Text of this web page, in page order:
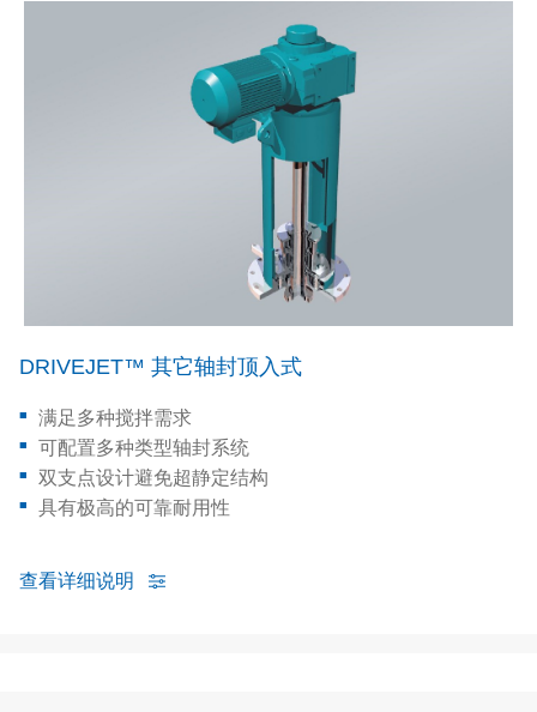
DRIVEJET™ 其它轴封顶入式
满足多种搅拌需求
可配置多种类型轴封系统
双支点设计避免超静定结构
具有极高的可靠耐用性
查看详细说明